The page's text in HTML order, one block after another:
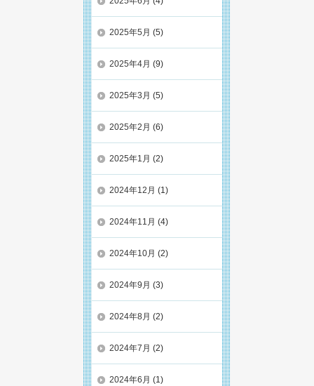
2025年5月 (5)
2025年4月 (9)
2025年3月 (5)
2025年2月 (6)
2025年1月 (2)
2024年12月 (1)
2024年11月 (4)
2024年10月 (2)
2024年9月 (3)
2024年8月 (2)
2024年7月 (2)
2024年6月 (1)